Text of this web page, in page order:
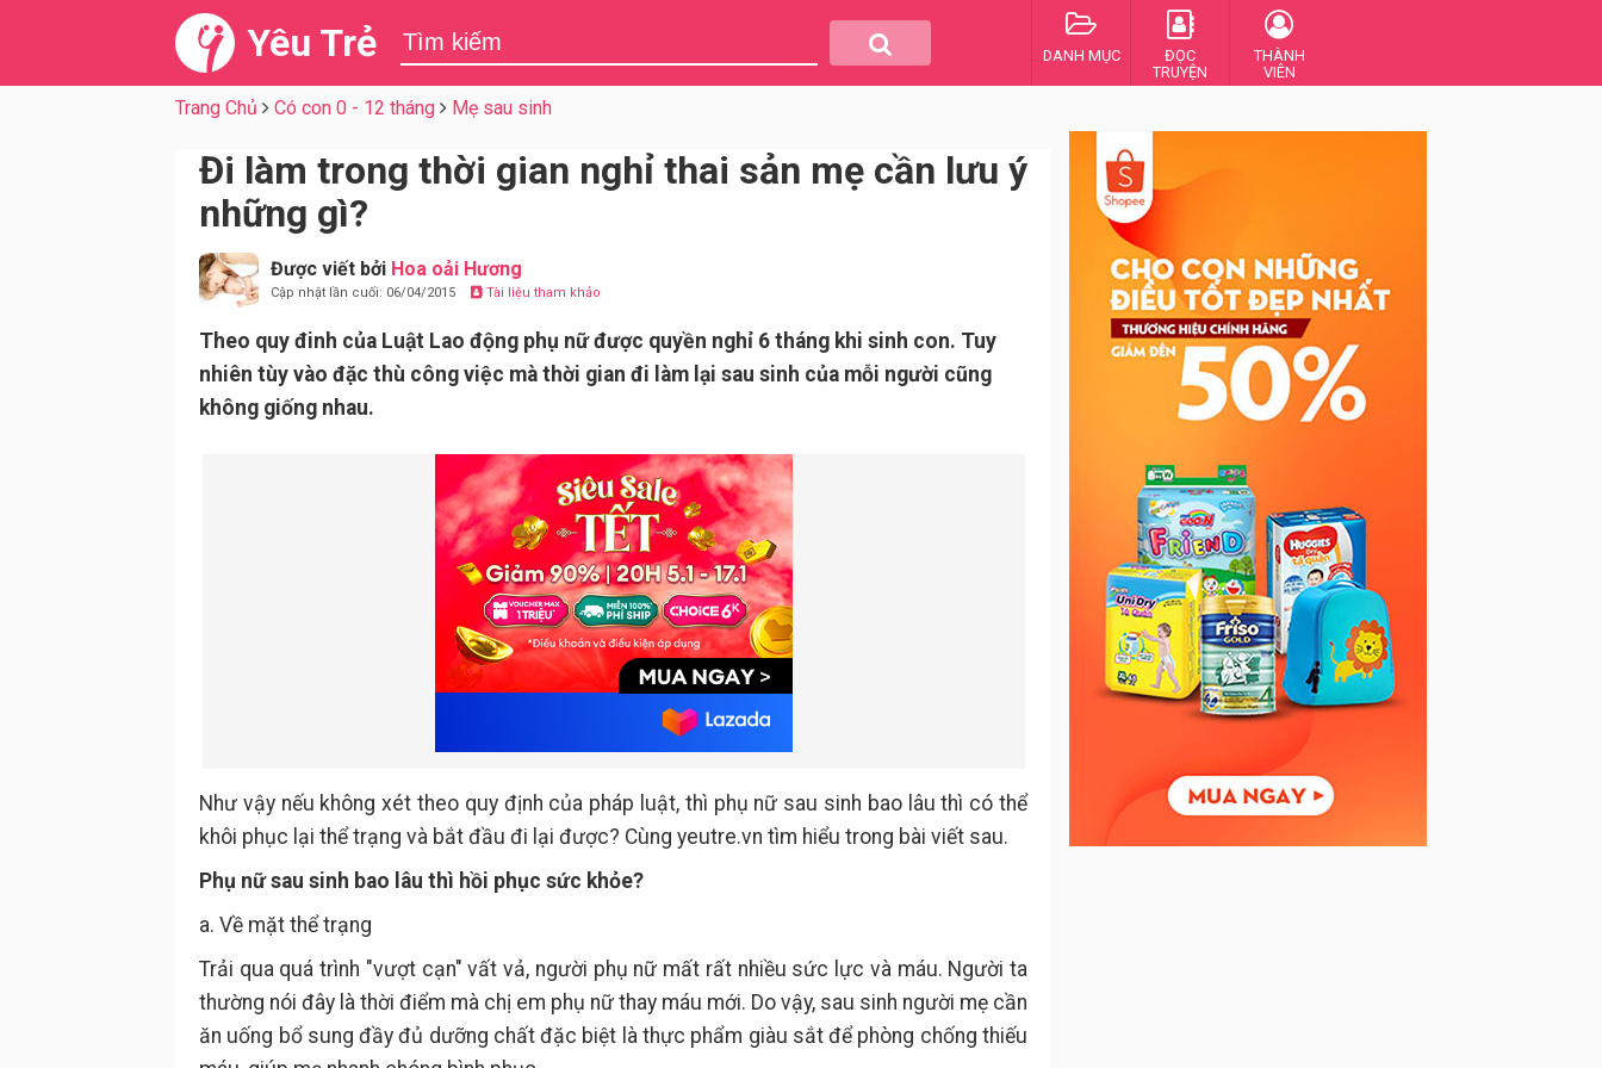
Yêu Trẻ DANH MỤC
ĐỌC
TRUYỆN
THÀNH
VIÊN
Trang Chủ Có con 0 - 12 tháng Mẹ sau sinh
Đi làm trong thời gian nghỉ thai sản mẹ cần lưu ý
những gì?
Được viết bởi Hoa oải Hương
Cập nhật lần cuối: 06/04/2015 Tài liệu tham khảo
Theo quy đinh của Luật Lao động phụ nữ được quyền nghỉ 6 tháng khi sinh con. Tuy
nhiên tùy vào đặc thù công việc mà thời gian đi làm lại sau sinh của mỗi người cũng
không giống nhau.
Như vậy nếu không xét theo quy định của pháp luật, thì phụ nữ sau sinh bao lâu thì có thể
khôi phục lại thể trạng và bắt đầu đi lại được? Cùng yeutre.vn tìm hiểu trong bài viết sau.
Phụ nữ sau sinh bao lâu thì hồi phục sức khỏe?
a. Về mặt thể trạng
Trải qua quá trình "vượt cạn" vất vả, người phụ nữ mất rất nhiều sức lực và máu. Người ta
thường nói đây là thời điểm mà chị em phụ nữ thay máu mới. Do vậy, sau sinh người mẹ cần
ăn uống bổ sung đầy đủ dưỡng chất đặc biệt là thực phẩm giàu sắt để phòng chống thiếu